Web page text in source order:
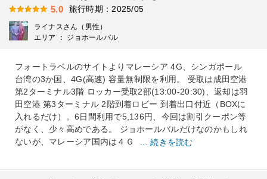
5.0 旅行時期：2025/05
ライナスさん（男性）
エリア ： ジョホールバル
フォートラベルのサイトよりマレーシア 4G、シンガポール
台湾の3か国、4G(高速) 容量無制限を利用。 受取は成田空港
第2ターミナル3階 ロッカー受取2部(13:00-20:30)、返却は羽
田空港 第3ターミナル 2階到着ロビー 到着出口付近（BOXに
入れるだけ）。6日間利用で5,136円、今回は割引クーポン等
がなく、少々高めである。 ジョホールバルだけなのかもしれ
ないが、マレーシア国内は４Ｇ
... 続きを読む